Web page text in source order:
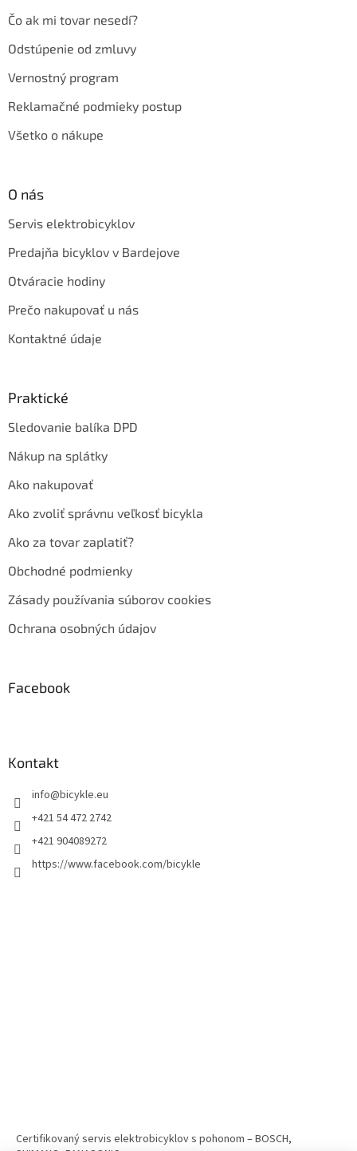
Čo ak mi tovar nesedí?
Odstúpenie od zmluvy
Vernostný program
Reklamačné podmieky postup
Všetko o nákupe
O nás
Servis elektrobicyklov
Predajňa bicyklov v Bardejove
Otváracie hodiny
Prečo nakupovať u nás
Kontaktné údaje
Praktické
Sledovanie balíka DPD
Nákup na splátky
Ako nakupovať
Ako zvoliť správnu veľkosť bicykla
Ako za tovar zaplatiť?
Obchodné podmienky
Zásady používania súborov cookies
Ochrana osobných údajov
Facebook
Kontakt
info@bicykle.eu
+421 54 472 2742
+421 904089272
https://www.facebook.com/bicykle
Certifikovaný servis elektrobicyklov s pohonom – BOSCH,